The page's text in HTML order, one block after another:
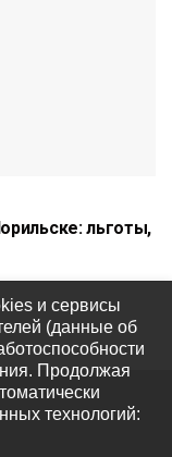
льготы,
и сервисы
(данные об
Продолжая
технологий: